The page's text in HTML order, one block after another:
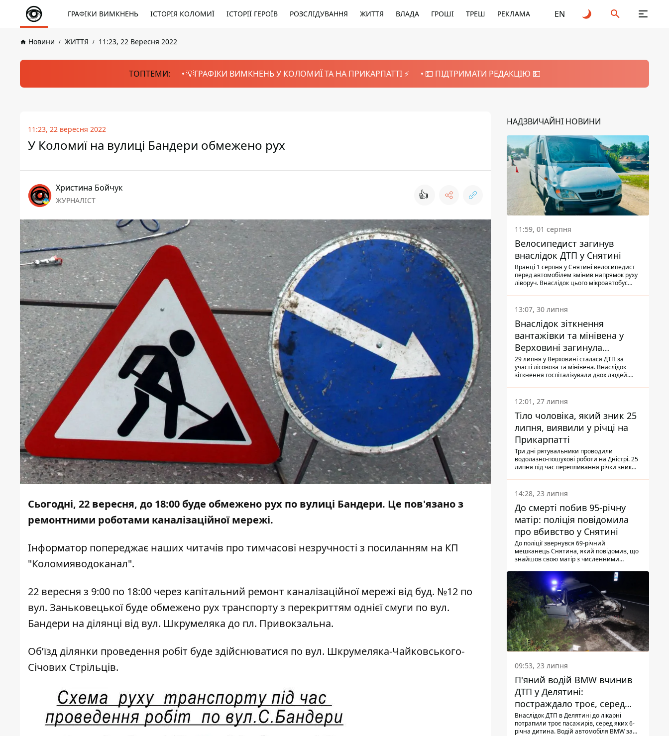
ГРАФІКИ ВИМКНЕНЬ ІСТОРІЯ КОЛОМИЇ ІСТОРІЇ ГЕРОЇВ РОЗСЛІДУВАННЯ ЖИТТЯ ВЛАДА ГРОШІ ТРЕШ РЕКЛАМА EN
Новини ЖИТТЯ 11:23, 22 Вересня 2022
ТОПТЕМИ: 💡ГРАФІКИ ВИМКНЕНЬ У КОЛОМИЇ ТА НА ПРИКАРПАТТІ ⚡️ 💵 ПІДТРИМАТИ РЕДАКЦІЮ 💵
11:23, 22 вересня 2022
У Коломиї на вулиці Бандери обмежено рух
Христина Бойчук
ЖУРНАЛІСТ 👍
Сьогодні, 22 вересня, до 18:00 буде обмежено рух по вулиці Бандери. Це пов'язано з
ремонтними роботами каналізаційної мережі.
Інформатор попереджає наших читачів про тимчасові незручності з посиланням на КП
"Коломияводоканал".
22 вересня з 9:00 по 18:00 через капітальний ремонт каналізаційної мережі від буд. №12 по
вул. Заньковецької буде обмежено рух транспорту з перекриттям однієї смуги по вул.
Бандери на ділянці від вул. Шкрумеляка до пл. Привокзальна.
Об’їзд ділянки проведення робіт буде здійснюватися по вул. Шкрумеляка-Чайковського-
Січових Стрільців.
НАДЗВИЧАЙНІ НОВИНИ
11:59, 01 серпня
Велосипедист загинув
внаслідок ДТП у Снятині
Вранці 1 серпня у Снятині велосипедист
перед автомобілем змінив напрямок руху
ліворуч. Внаслідок цього мікроавтобус
13:07, 30 липня
Внаслідок зіткнення
вантажівки та мінівена у
Верховині загинула
пасажирка, водійка - у
лікарні
29 липня у Верховині сталася ДТП за
участі лісовоза та мінівена. Внаслідок
зіткнення госпіталізували двох людей.
Також травми отримала водійка
автомобіля.
12:01, 27 липня
Тіло чоловіка, який зник 25
липня, виявили у річці на
Прикарпатті
Три дні рятувальники проводили
водолазно-пошукові роботи на Дністрі. 25
липня під час перепливання річки зник
виявили тіло.
14:28, 23 липня
До смерті побив 95-річну
матір: поліція повідомила
про вбивство у Снятині
До поліції звернувся 69-річний
мешканець Снятина, який повідомив, що
знайшов свою матір з численними
з'ясували правоохоронці, ці травми жінці
наніс її син.
09:53, 23 липня
П'яний водій BMW вчинив
ДТП у Делятині:
постраждало троє, серед
них - дитина
Внаслідок ДТП в Делятині до лікарні
потрапили троє пасажирів, серед яких 6-
річна дитина. Водій автомобіля BMW за